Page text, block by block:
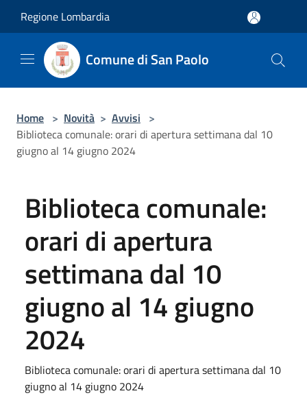
Regione Lombardia
Comune di San Paolo
Home > Novità > Avvisi >
Biblioteca comunale: orari di apertura settimana dal 10
giugno al 14 giugno 2024
Biblioteca comunale:
orari di apertura
settimana dal 10
giugno al 14 giugno
2024
Biblioteca comunale: orari di apertura settimana dal 10
giugno al 14 giugno 2024